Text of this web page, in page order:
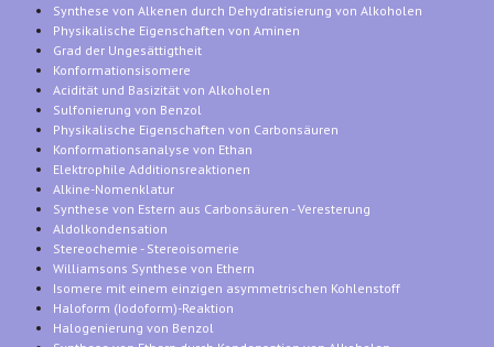
Synthese von Alkenen durch Dehydratisierung von Alkoholen
Physikalische Eigenschaften von Aminen
Grad der Ungesättigtheit
Konformationsisomere
Acidität und Basizität von Alkoholen
Sulfonierung von Benzol
Physikalische Eigenschaften von Carbonsäuren
Konformationsanalyse von Ethan
Elektrophile Additionsreaktionen
Alkine-Nomenklatur
Synthese von Estern aus Carbonsäuren - Veresterung
Aldolkondensation
Stereochemie - Stereoisomerie
Williamsons Synthese von Ethern
Isomere mit einem einzigen asymmetrischen Kohlenstoff
Haloform (Iodoform)-Reaktion
Halogenierung von Benzol